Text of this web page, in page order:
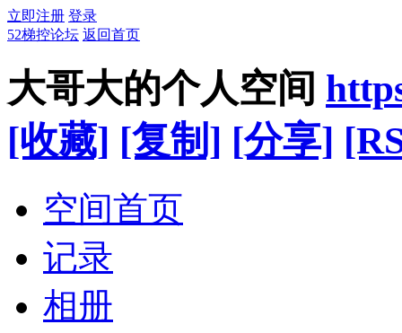
立即注册 登录
52梯控论坛 返回首页
大哥大的个人空间
[收藏] [复制] [分享]
空间首页
记录
相册